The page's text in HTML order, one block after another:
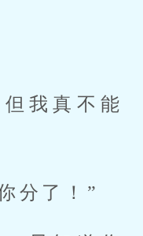
我真不能
分了！”